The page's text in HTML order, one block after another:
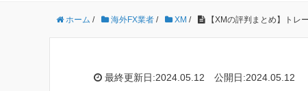
ホーム / 海外FX業者 / XM / 【XMの評判まとめ】トレ
最終更新日:2024.05.12 公開日:2024.05.12